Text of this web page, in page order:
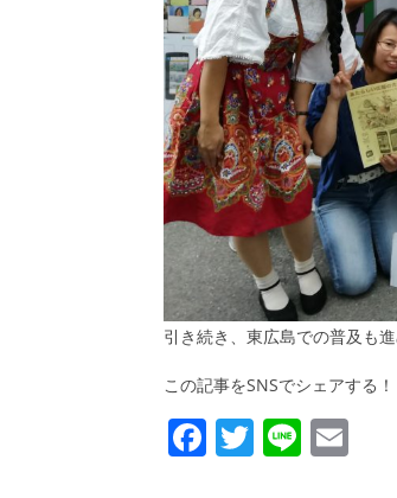
引き続き、東広島での普及も進
この記事をSNSでシェアする！
Facebook
Twitter
Line